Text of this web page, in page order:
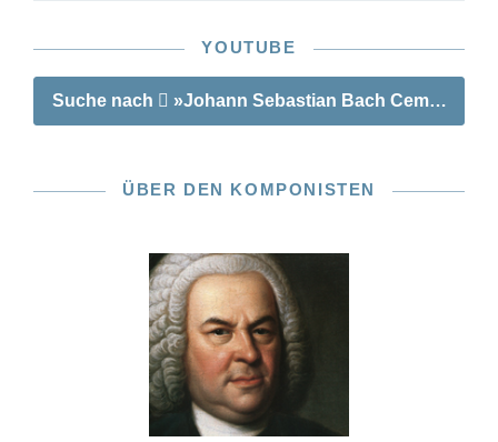
YOUTUBE
Suche nach »Johann Sebastian Bach
ÜBER DEN KOMPONISTEN